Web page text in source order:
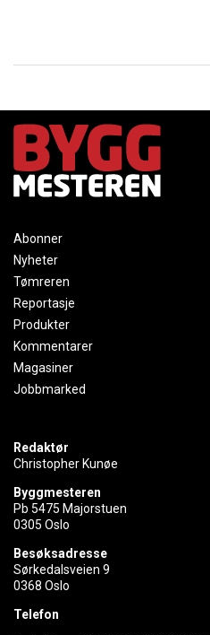
Abonner
Nyheter
Tømreren
Reportasje
Produkter
Kommentarer
Magasiner
Jobbmarked
Redaktør
Christopher Kunøe
Byggmesteren
Pb 5475 Majorstuen
0305 Oslo
Besøksadresse
Sørkedalsveien 9
0368 Oslo
Telefon